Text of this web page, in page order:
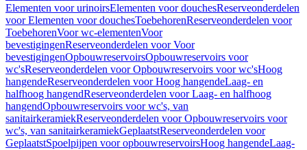
Elementen voor urinoirsElementen voor douchesReserveonderdelen
voor Elementen voor douchesToebehorenReserveonderdelen voor
ToebehorenVoor wc-elementenVoor
bevestigingenReserveonderdelen voor Voor
bevestigingenOpbouwreservoirsOpbouwreservoirs voor
wc'sReserveonderdelen voor Opbouwreservoirs voor wc'sHoog
hangendeReserveonderdelen voor Hoog hangendeLaag- en
halfhoog hangendReserveonderdelen voor Laag- en halfhoog
hangendOpbouwreservoirs voor wc's, van
sanitairkeramiekReserveonderdelen voor Opbouwreservoirs voor
wc's, van sanitairkeramiekGeplaatstReserveonderdelen voor
GeplaatstSpoelpijpen voor opbouwreservoirsHoog hangendeLaag-